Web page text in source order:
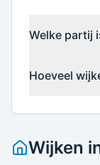
Welke partij
Hoeveel
Wijken